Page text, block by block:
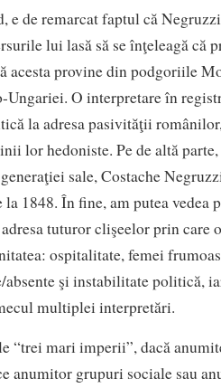
e de remarcat faptul că
lui lasă să se înţeleagă că
acesta provine din podgoriile
Ungariei. O interpretare în
la adresa pasivităţii
lor hedoniste. Pe de altă
sale, Costache
1848. În fine, am putea vedea
tuturor clişeelor prin care
ospitalitate, femei
absente şi instabilitate politică,
multiplei interpretări.
“trei mari imperii”, dacă
anumitor grupuri sociale sau